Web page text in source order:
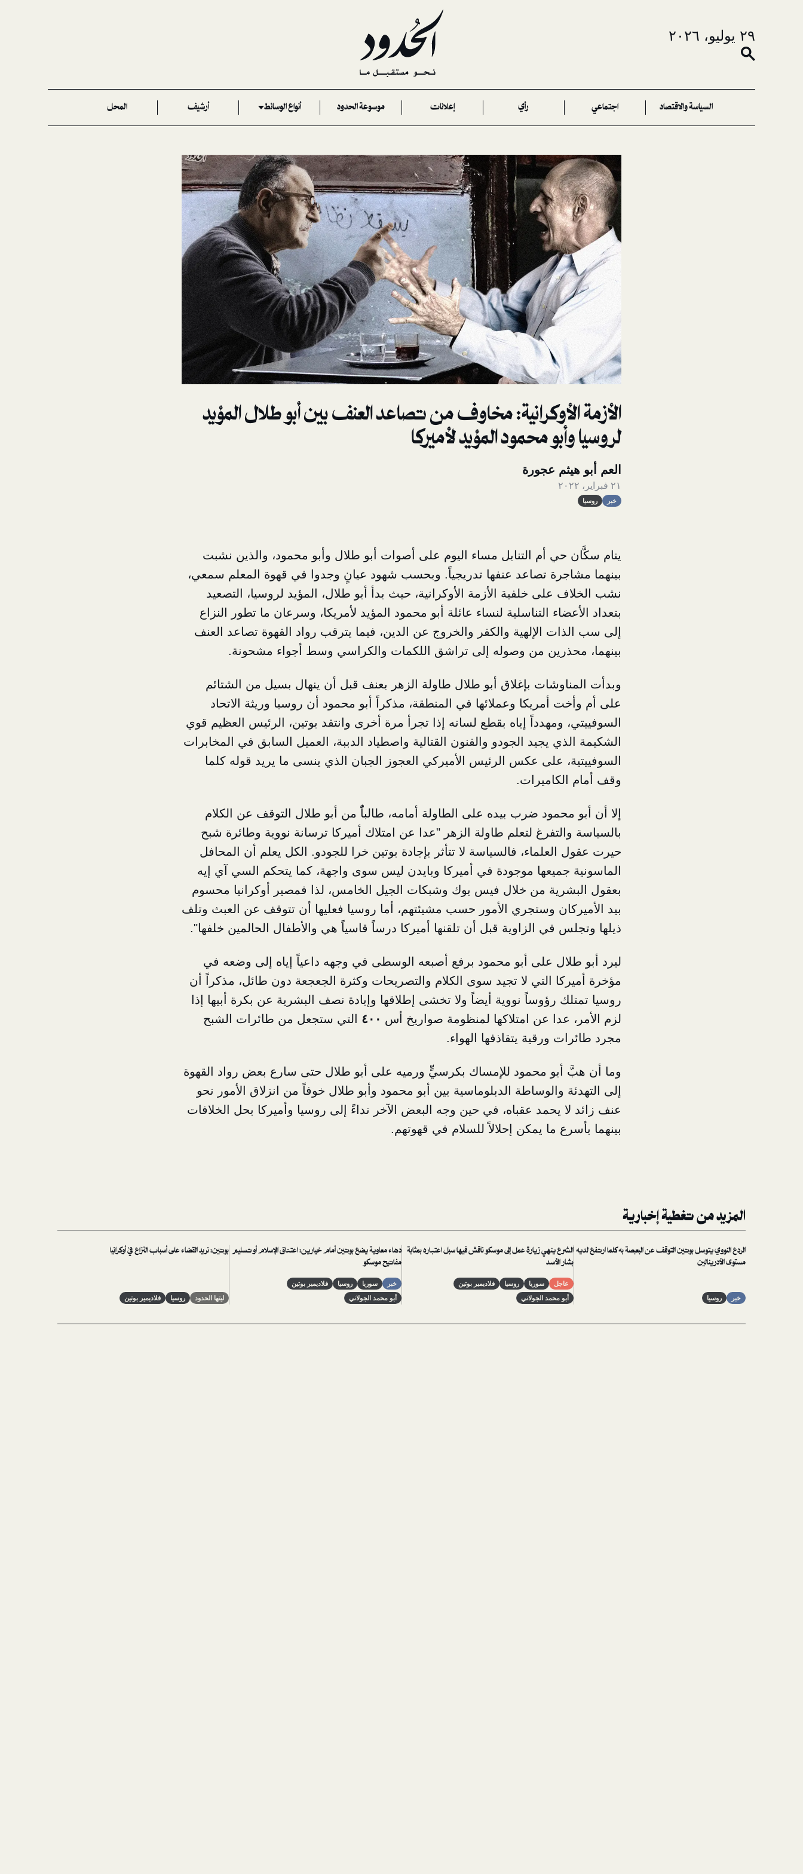
٢٩ يوليو، ٢٠٢٦
السياسة والاقتصاد اجتماعي رأي إعلانات موسوعة الحدود أنواع الوسائط أرشيف المحل
الأزمة الأوكرانية: مخاوف من تصاعد العنف بين أبو طلال المؤيد
لروسيا وأبو محمود المؤيد لأميركا
العم أبو هيثم عجورة
٢١ فبراير، ٢٠٢٢
خبر روسيا
ينام سكَّان حي أم التنابل مساء اليوم على أصوات أبو طلال وأبو محمود، والذين نشبت
بينهما مشاجرة تصاعد عنفها تدريجياً. وبحسب شهود عيانٍ وجدوا في قهوة المعلم سمعي،
نشب الخلاف على خلفية الأزمة الأوكرانية، حيث بدأ أبو طلال، المؤيد لروسيا، التصعيد
بتعداد الأعضاء التناسلية لنساء عائلة أبو محمود المؤيد لأمريكا، وسرعان ما تطور النزاع
إلى سب الذات الإلهية والكفر والخروج عن الدين، فيما يترقب رواد القهوة تصاعد العنف
بينهما، محذرين من وصوله إلى تراشق اللكمات والكراسي وسط أجواء مشحونة.
وبدأت المناوشات بإغلاق أبو طلال طاولة الزهر بعنف قبل أن ينهال بسيل من الشتائم
على أم وأخت أمريكا وعملائها في المنطقة، مذكراً أبو محمود أن روسيا وريثة الاتحاد
السوفييتي، ومهدداً إياه بقطع لسانه إذا تجرأ مرة أخرى وانتقد بوتين، الرئيس العظيم قوي
الشكيمة الذي يجيد الجودو والفنون القتالية واصطياد الدببة، العميل السابق في المخابرات
السوفييتية، على عكس الرئيس الأميركي العجوز الجبان الذي ينسى ما يريد قوله كلما
وقف أمام الكاميرات.
إلا أن أبو محمود ضرب بيده على الطاولة أمامه، طالباًُ من أبو طلال التوقف عن الكلام
بالسياسة والتفرغ لتعلم طاولة الزهر "عدا عن امتلاك أميركا ترسانة نووية وطائرة شبح
حيرت عقول العلماء، فالسياسة لا تتأثر بإجادة بوتين خرا للجودو. الكل يعلم أن المحافل
الماسونية جميعها موجودة في أميركا وبايدن ليس سوى واجهة، كما يتحكم السي آي إيه
بعقول البشرية من خلال فيس بوك وشبكات الجيل الخامس، لذا فمصير أوكرانيا محسوم
بيد الأميركان وستجري الأمور حسب مشيئتهم، أما روسيا فعليها أن تتوقف عن العبث وتلف
ذيلها وتجلس في الزاوية قبل أن تلقنها أميركا درساً قاسياً هي والأطفال الحالمين خلفها".
ليرد أبو طلال على أبو محمود برفع أصبعه الوسطى في وجهه داعياً إياه إلى وضعه في
مؤخرة أميركا التي لا تجيد سوى الكلام والتصريحات وكثرة الجعجعة دون طائل، مذكراً أن
روسيا تمتلك رؤوساً نووية أيضاً ولا تخشى إطلاقها وإبادة نصف البشرية عن بكرة أبيها إذا
لزم الأمر، عدا عن امتلاكها لمنظومة صواريخ أس ٤٠٠
التي ستجعل من طائرات الشبح
مجرد طائرات ورقية يتقاذفها الهواء.
وما أن هبَّ أبو محمود للإمساك بكرسيٍّ ورميه على أبو طلال حتى سارع بعض رواد القهوة
إلى التهدئة والوساطة الدبلوماسية بين أبو محمود وأبو طلال خوفاً من انزلاق الأمور نحو
عنف زائد لا يحمد عقباه، في حين وجه البعض الآخر نداءً إلى روسيا وأميركا بحل الخلافات
بينهما بأسرع ما يمكن إحلالاً للسلام في قهوتهم.
المزيد من تغطية إخبارية
الردع النووي يتوسل بوتين التوقف عن البعبصة به كلما ارتفع لديه
مستوى الأدرينالين
خبر روسيا
الشرع ينهي زيارة عمل إلى موسكو ناقش فيها سبل اعتباره بمثابة
بشار الأسد
عاجل سوريا روسيا
فلاديمير بوتين
أبو محمد الجولاني
دهاء معاوية يضع بوتين أمام خيارين: اعتناق الإسلام أو تسليم
مفاتيح موسكو
خبر سوريا روسيا
فلاديمير بوتين
أبو محمد الجولاني
بوتين: نريد القضاء على أسباب النزاع في أوكرانيا
ليتها الحدود روسيا فلاديمير بوتين